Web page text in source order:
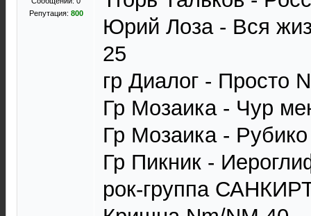
Репутация: 800
Юрий Лоза - Вся
25
гр Диалог - Просто
Гр Мозаика - Чур
Гр Мозаика -
Гр Пикник -
рок-группа